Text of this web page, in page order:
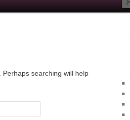
searching will help